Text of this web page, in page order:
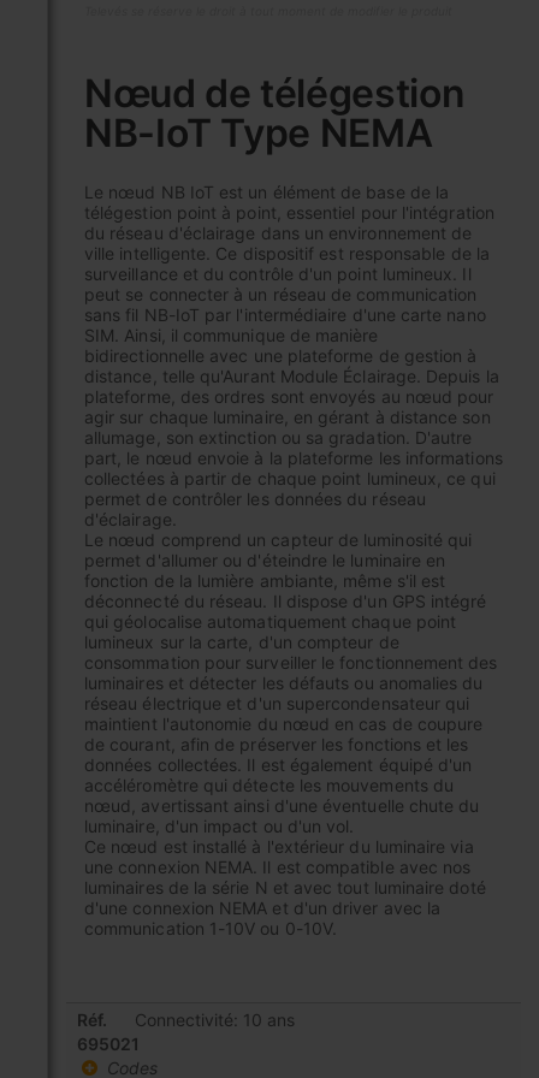
Nœud de télégestion
NB-IoT Type NEMA
Le nœud NB IoT est un élément de base de la
télégestion point à point, essentiel pour l'intégration
du réseau d'éclairage dans un environnement de
ville intelligente. Ce dispositif est responsable de la
surveillance et du contrôle d'un point lumineux. Il
peut se connecter à un réseau de communication
sans fil NB-IoT par l'intermédiaire d'une carte nano
SIM. Ainsi, il communique de manière
bidirectionnelle avec une plateforme de gestion à
distance, telle qu'Aurant Module Éclairage. Depuis la
plateforme, des ordres sont envoyés au nœud pour
agir sur chaque luminaire, en gérant à distance son
allumage, son extinction ou sa gradation. D'autre
part, le nœud envoie à la plateforme les informations
collectées à partir de chaque point lumineux, ce qui
permet de contrôler les données du réseau
d'éclairage.
Le nœud comprend un capteur de luminosité qui
permet d'allumer ou d'éteindre le luminaire en
fonction de la lumière ambiante, même s'il est
déconnecté du réseau. Il dispose d'un GPS intégré
qui géolocalise automatiquement chaque point
lumineux sur la carte, d'un compteur de
consommation pour surveiller le fonctionnement des
luminaires et détecter les défauts ou anomalies du
réseau électrique et d'un supercondensateur qui
maintient l'autonomie du nœud en cas de coupure
de courant, afin de préserver les fonctions et les
données collectées. Il est également équipé d'un
accéléromètre qui détecte les mouvements du
nœud, avertissant ainsi d'une éventuelle chute du
luminaire, d'un impact ou d'un vol.
Ce nœud est installé à l'extérieur du luminaire via
une connexion NEMA. Il est compatible avec nos
luminaires de la série N et avec tout luminaire doté
d'une connexion NEMA et d'un driver avec la
communication 1-10V ou 0-10V.
Articles
du
produit
Réf.
695021
Connectivité: 10 ans
Codes
the
beginning
of
images
gallery